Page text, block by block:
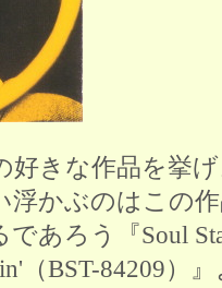
きな作品を挙
浮かぶのはこの
あろう『Soul
（BST-84209）